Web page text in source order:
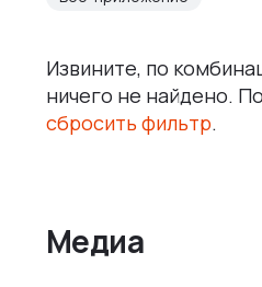
Извините, по
ничего не найдено.
сбросить фильтр.
Медиа